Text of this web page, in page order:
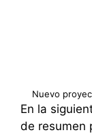
Nuevo
En la
de resumen